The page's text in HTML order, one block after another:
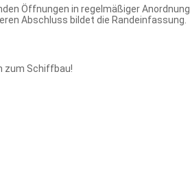
Öffnungen in regelmäßiger
Abschluss bildet die Randeinfassung.
zum Schiffbau!